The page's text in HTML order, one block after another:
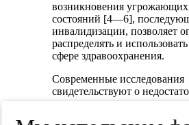
возникновения
состояний [4—6],
инвалидизации, позволяет
распределять и
сфере здравоохранения.
Современные исследования
свидетельствуют о